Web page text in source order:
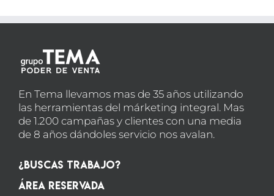
En Tema llevamos mas de 35 años utilizando
las herramientas del márketing integral. Mas
de 1.200 campañas y clientes con una media
de 8 años dándoles servicio nos avalan.
¿Buscas Trabajo?
Área Reservada